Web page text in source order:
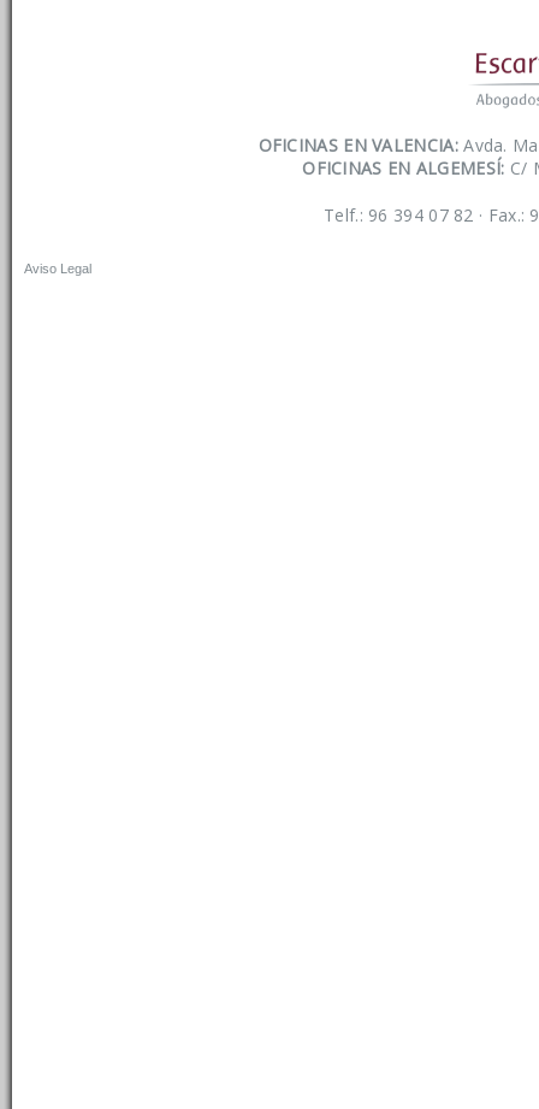
OFICINAS EN VALENCIA:Avda.
OFICINAS EN ALGEMESÍ: C/
Telf.: 96 394 07 82 · Fax.:
Aviso Legal